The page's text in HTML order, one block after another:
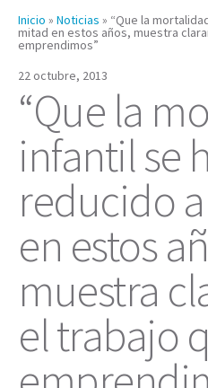
Inicio » Noticias » “Que la
mitad en estos años, muestra
emprendimos”
22 octubre, 2013
“Que la
infantil se
reducido
en estos
muestra
el trabajo